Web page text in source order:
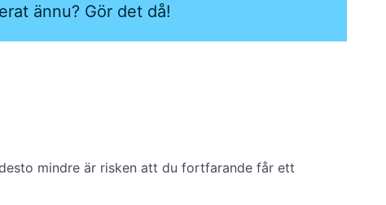
ännu? Gör det då!
mindre är risken att du fortfarande får ett